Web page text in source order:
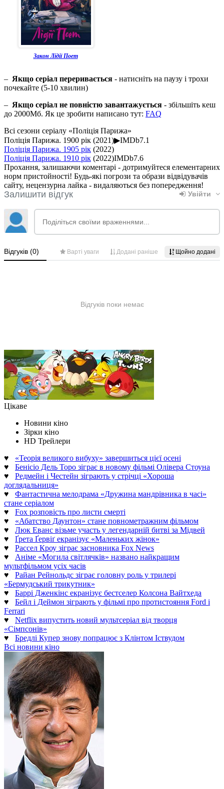
Закон Лідії Поет
– Якщо серіал переривається - натисніть на паузу і трохи
почекайте (5-10 хвилин)
– Якщо серіал не повністю завантажується - збільшіть кеш
до 2000Мб. Як це зробити написано тут: FAQ
Всі сезони серіалу «Поліція Парижа»
Поліція Парижа. 1900 рік (2021)▶IMDb7.1
Поліція Парижа. 1905 рік (2022)
Поліція Парижа. 1910 рік (2022)IMDb7.6
Прохання, залишаючи коментарі - дотримуйтеся елементарних
норм пристойності! Будь-які погрози та образи відвідувачів
сайту, нецензурна лайка - видаляються без попередження!
Цікаве
Новини кіно
Зірки кіно
HD Трейлери
♥ «Теорія великого вибуху» завершиться цієї осені
♥ Бенісіо Дель Торо зіграє в новому фільмі Олівера Стоуна
♥ Редмейн і Честейн зіграють у стрічці «Хороша
доглядальниця»
♥ Фантастична мелодрама «Дружина мандрівника в часі»
стане серіалом
♥ Fox розповість про листи смерті
♥ «Абатство Даунтон» стане повнометражним фільмом
♥ Люк Еванс візьме участь у легендарній битві за Мідвей
♥ Ґрета Ґервіґ екранізує «Маленьких жінок»
♥ Рассел Кроу зіграє засновника Fox News
♥ Аніме «Могила світлячків» названо найкращим
мультфільмом усіх часів
♥ Райан Рейнольдс зіграє головну роль у трилері
«Бермудський трикутник»
♥ Баррі Дженкінс екранізує бестселер Колсона Вайтхеда
♥ Бейл і Деймон зіграють у фільмі про протистояння Ford і
Ferrari
♥ Netflix випустить новий мультсеріал від творця
«Сімпсонів»
♥ Бредлі Купер знову попрацює з Клінтом Іствудом
Всі новини кіно